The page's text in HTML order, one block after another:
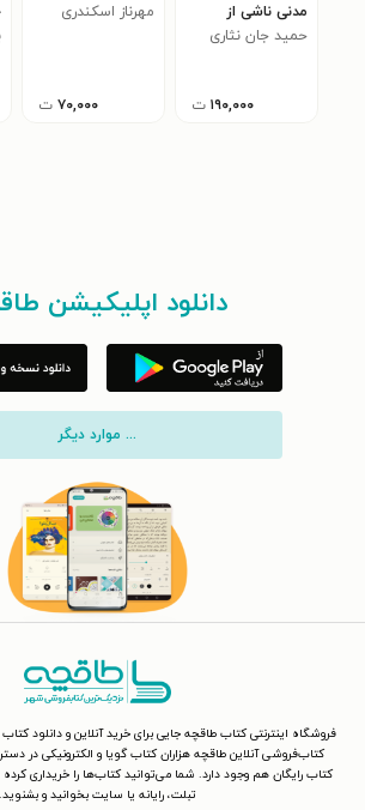
مدنی ناشی از
تصمیمات و
قراردادهای تجاری
حمید جان نثاری
۱۹۰,۰۰۰ ت
مهرناز اسکندری
۷۰,۰۰۰ ت
دانلود اپلیکیشن
... موارد دیگر
فروشگاه اینترنتی کتاب طاقچه جایی برای خرید آنلاین و دانلود
کتاب‌فروشی آنلاین طاقچه هزاران کتاب گویا و الکترونیکی در
کتاب رایگان هم وجود دارد. شما می‌توانید کتاب‌ها را خریداری کرده
تبلت، رایانه یا سایت بخوانید و بشنوید.